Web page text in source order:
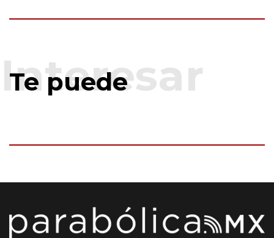
Te puede